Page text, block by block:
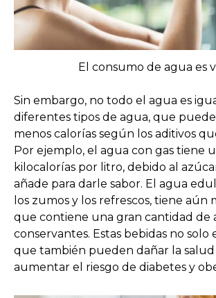
El consumo de agua es
Sin embargo, no todo el agua es
diferentes tipos de agua, que
menos calorías según los aditivos
Por ejemplo, el agua con gas tiene
kilocalorías por litro, debido al
añade para darle sabor. El agua
los zumos y los refrescos, tiene aún
que contiene una gran cantidad de
conservantes. Estas bebidas no solo
que también pueden dañar la
aumentar el riesgo de diabetes y